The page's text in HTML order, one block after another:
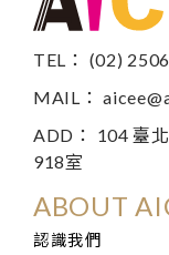
TEL： (02)
MAIL：
ADD： 104 臺
918室
ABOUT
認識我們